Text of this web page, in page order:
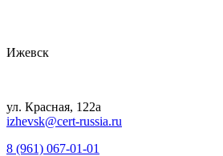
Ижевск
ул. Красная, 122а
izhevsk@cert-russia.ru
8 (961) 067-01-01